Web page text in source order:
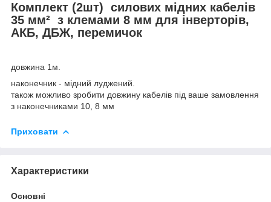
Комплект (2шт) силових мідних кабелів
35 мм² з клемами 8 мм для інверторів,
АКБ, ДБЖ, перемичок
довжина 1м.
наконечник - мідний луджений.
також можливо зробити довжину кабелів під ваше замовлення
з наконечниками 10, 8 мм
Приховати
Характеристики
Основні